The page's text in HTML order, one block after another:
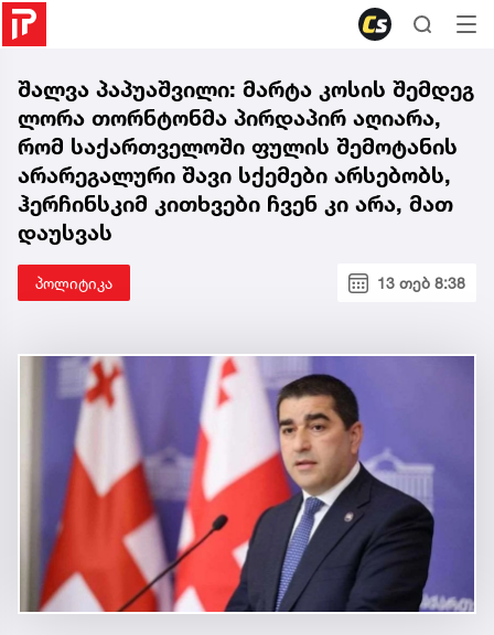
შალვა პაპუაშვილი: მარტა კოსის შემდეგ
ლორა თორნტონმა პირდაპირ აღიარა,
რომ საქართველოში ფულის შემოტანის
არარეგალური შავი სქემები არსებობს,
ჰერჩინსკიმ კითხვები ჩვენ კი არა, მათ
დაუსვას
პოლიტიკა 13 თებ 8:38